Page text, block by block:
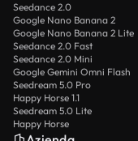
Seedance 2.0
Google Nano Banana 2
Google Nano Banana 2 Lite
Seedance 2.0 Fast
Seedance 2.0 Mini
Google Gemini Omni Flash
Seedream 5.0 Pro
Happy Horse 1.1
Seedream 5.0 Lite
Happy Horse